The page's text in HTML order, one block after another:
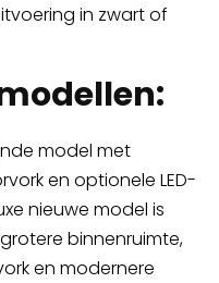
in zwart of
model met
en optionele LED-
nieuwe model is
binnenruimte,
en modernere